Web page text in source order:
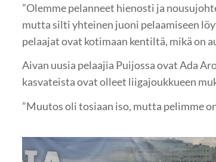
”Olemme pelanneet hienosti ja
mutta silti yhteinen juoni pelaamiseen
pelaajat ovat kotimaan kentiltä, mikä on
Aivan uusia pelaajia Puijossa ovat Ada
kasvateista ovat olleet liigajoukkueen
”Muutos oli tosiaan iso, mutta pelimme